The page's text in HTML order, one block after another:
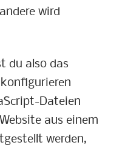
wird
du also das
Dateien
aus einem
werden,